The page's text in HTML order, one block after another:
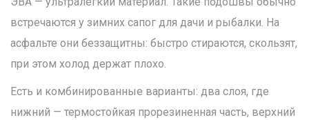
встречаются у зимних сапог для дачи и рыбалки. На
асфальте они беззащитны: быстро стираются, скользят,
при этом холод держат плохо.
Есть и комбинированные варианты: два слоя, где
нижний — термостойкая прорезиненная часть, верхний